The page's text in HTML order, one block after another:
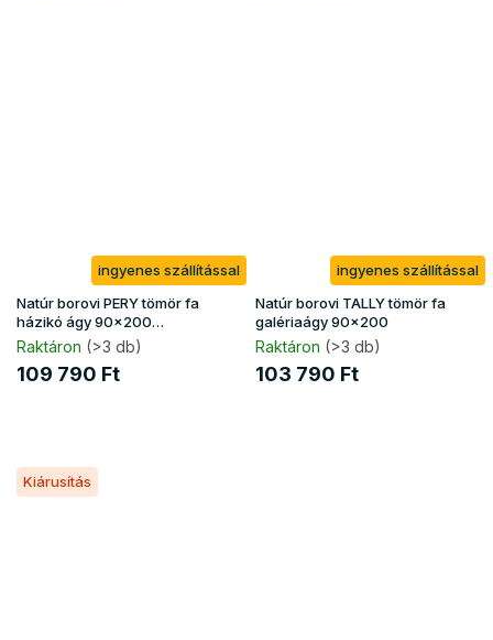
ingyenes szállítással
Natúr borovi PERY tömör fa
házikó ágy 90x200
ágyneműtartóval
Raktáron (>3 db)
109 790 Ft
ingyenes szállítással
Natúr borovi TALLY tömör fa
galériaágy 90x200
Raktáron (>3 db)
103 790 Ft
Kiárusítás